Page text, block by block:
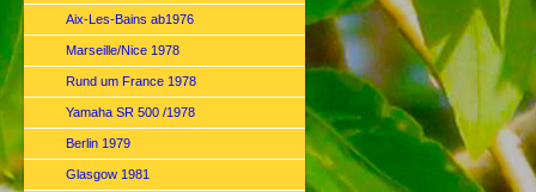
Aix-Les-Bains ab1976
Marseille/Nice 1978
Rund um France 1978
Yamaha SR 500 /1978
Berlin 1979
Glasgow 1981